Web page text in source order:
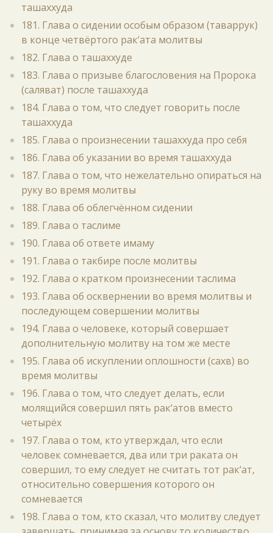
ташаххуда
181. Глава о сидении особым образом (таваррук)
в конце четвёртого рак‘ата молитвы
182. Глава о ташаххуде
183. Глава о призыве благословения на Пророка
(саляват) после ташаххуда
184. Глава о том, что следует говорить после
ташаххуда
185. Глава о произнесении ташаххуда про себя
186. Глава об указании во время ташаххуда
187. Глава о том, что нежелательно опираться на
руку во время молитвы
188. Глава об облегчённом сидении
189. Глава о таслиме
190. Глава об ответе имаму
191. Глава о такбире после молитвы
192. Глава о кратком произнесении таслима
193. Глава об осквернении во время молитвы и
последующем совершении молитвы
194. Глава о человеке, который совершает
дополнительную молитву на том же месте
195. Глава об искуплении оплошности (сахв) во
время молитвы
196. Глава о том, что следует делать, если
молящийся совершил пять рак‘атов вместо
четырёх
197. Глава о том, кто утверждал, что если
человек сомневается, два или три раката он
совершил, то ему следует не считать тот рак‘ат,
относительно совершения которого он
сомневается
198. Глава о том, кто сказал, что молитву следует